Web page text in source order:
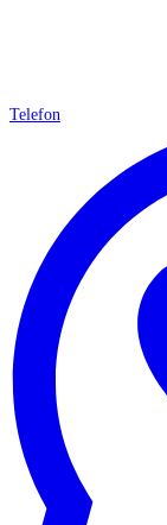
Telefon